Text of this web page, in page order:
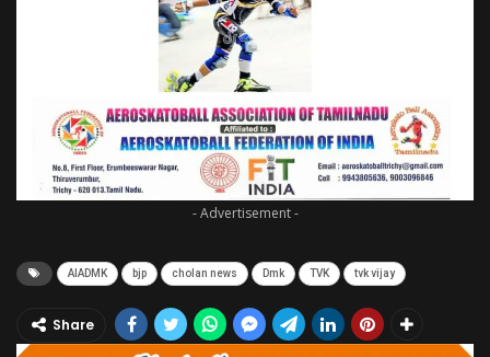
- Advertisement -
AIADMK bjp cholan news Dmk TVK tvk vijay
Share